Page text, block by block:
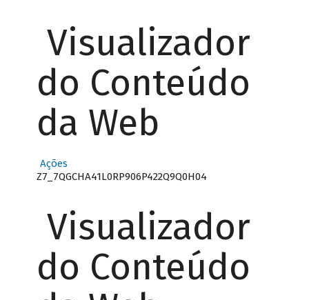
Visualizador
do Conteúdo
da Web
Ações
Z7_7QGCHA41L0RP906P422Q9Q0H04
Visualizador
do Conteúdo